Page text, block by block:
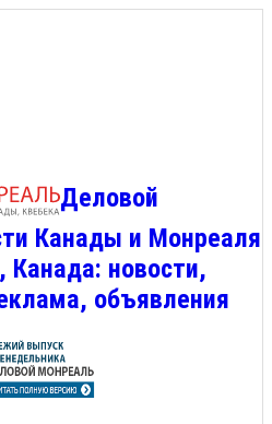
Деловой
Канады и Монреаля
новости,
объявления